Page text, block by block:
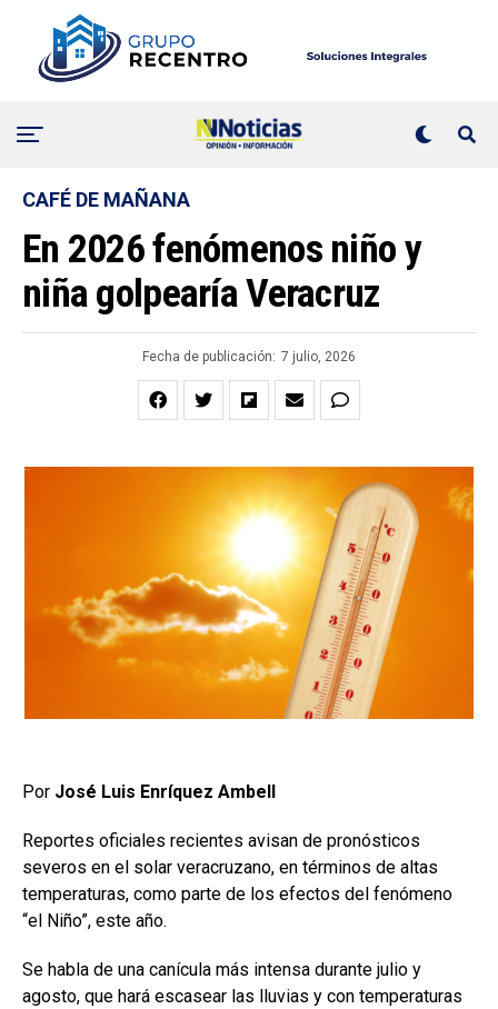
CAFÉ DE MAÑANA
En 2026 fenómenos niño y
niña golpearía Veracruz
Fecha de publicación: 7 julio, 2026
Por José Luis Enríquez Ambell
Reportes oficiales recientes avisan de pronósticos
severos en el solar veracruzano, en términos de altas
temperaturas, como parte de los efectos del fenómeno
“el Niño”, este año.
Se habla de una canícula más intensa durante julio y
agosto, que hará escasear las lluvias y con temperaturas